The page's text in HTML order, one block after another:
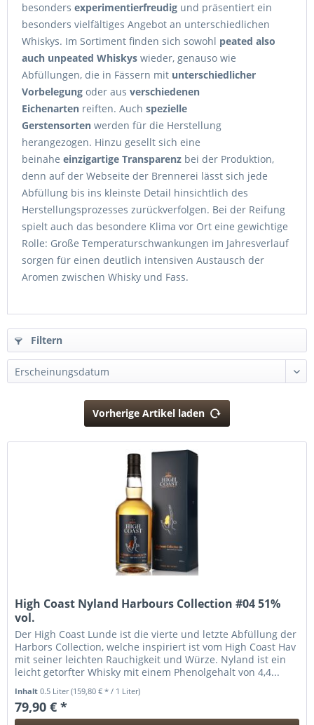
besonders experimentierfreudig und präsentiert ein
besonders vielfältiges Angebot an unterschiedlichen
Whiskys. Im Sortiment finden sich sowohl peated also
auch unpeated Whiskys wieder, genauso wie
Abfüllungen, die in Fässern mit unterschiedlicher
Vorbelegung oder aus verschiedenen
Eichenarten reiften. Auch spezielle
Gerstensorten werden für die Herstellung
herangezogen. Hinzu gesellt sich eine
beinahe einzigartige Transparenz bei der Produktion,
denn auf der Webseite der Brennerei lässt sich jede
Abfüllung bis ins kleinste Detail hinsichtlich des
Herstellungsprozesses zurückverfolgen. Bei der Reifung
spielt auch das besondere Klima vor Ort eine gewichtige
Rolle: Große Temperaturschwankungen im Jahresverlauf
sorgen für einen deutlich intensiven Austausch der
Aromen zwischen Whisky und Fass.
Filtern
Vorherige Artikel laden
High Coast Nyland Harbours Collection #04 51%
vol.
Der High Coast Lunde ist die vierte und letzte Abfüllung der
Harbors Collection, welche inspiriert ist vom High Coast Hav
mit seiner leichten Rauchigkeit und Würze. Nyland ist ein
leicht getorfter Whisky mit einem Phenolgehalt von 4,4...
Inhalt0.5 Liter(159,80 € * / 1 Liter)
79,90 € *